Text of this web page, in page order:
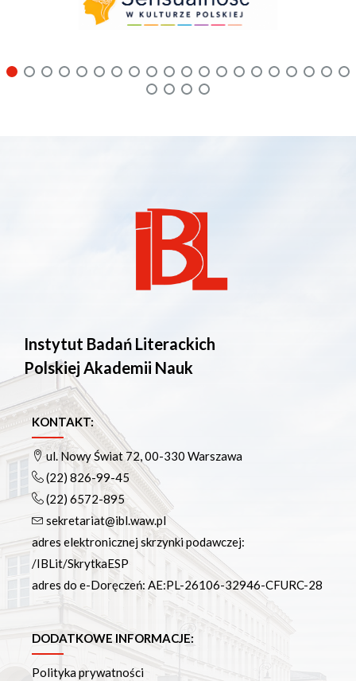
Instytut Badań Literackich
Polskiej Akademii Nauk
KONTAKT:
ul. Nowy Świat 72, 00-330 Warszawa
(22) 826-99-45
(22) 6572-895
sekretariat@ibl.waw.pl
adres elektronicznej skrzynki podawczej:
/IBLit/SkrytkaESP
adres do e-Doręczeń: AE:PL-26106-32946-CFURC-28
DODATKOWE INFORMACJE:
Polityka prywatności